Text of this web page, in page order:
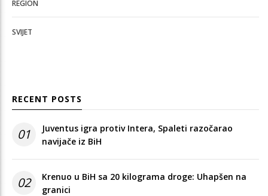
REGION
SVIJET
RECENT POSTS
01
Juventus igra protiv Intera, Spaleti razočarao
navijače iz BiH
02
Krenuo u BiH sa 20 kilograma droge: Uhapšen na
granici